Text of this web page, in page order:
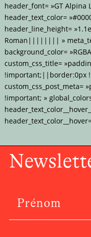
header_font= »GT
header_text_color=
header_line_height=
Roman|||||||| »
background_color=
custom_css_title=
!important;||border:0px
!important; »